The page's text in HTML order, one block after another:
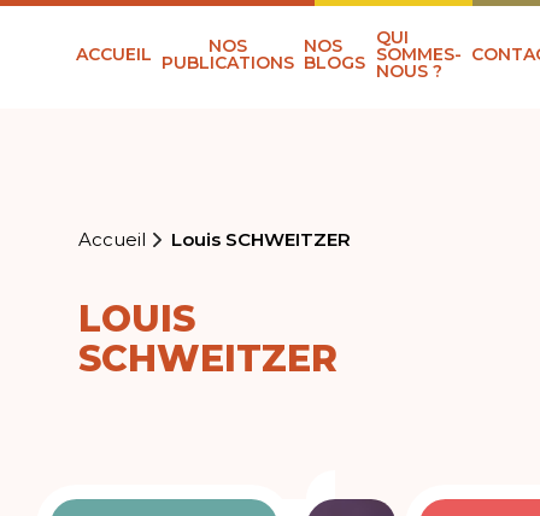
ACCUEIL NOS
PUBLICATIONS
NOS
BLOGS
QUI
SOMMES-
NOUS ?
Accueil Louis SCHWEITZER
LOUIS
SCHWEITZER